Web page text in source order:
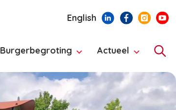
English
Burgerbegroting Actueel